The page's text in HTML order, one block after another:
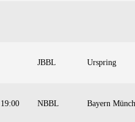
JBBL Urspring
19:00 NBBL Bayern